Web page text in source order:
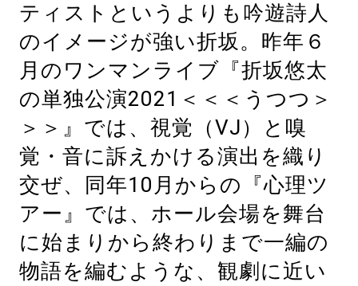
ティストというよりも吟遊詩人
のイメージが強い折坂。昨年６
月のワンマンライブ『折坂悠太
の単独公演2021＜＜＜うつつ＞
＞＞』では、視覚（VJ）と嗅
覚・音に訴えかける演出を織り
交ぜ、同年10月からの『心理ツ
アー』では、ホール会場を舞台
に始まりから終わりまで一編の
物語を編むような、観劇に近い